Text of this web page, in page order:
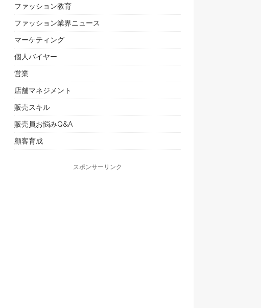
ファッション教育
ファッション業界ニュース
マーケティング
個人バイヤー
営業
店舗マネジメント
販売スキル
販売員お悩みQ&A
顧客育成
スポンサーリンク